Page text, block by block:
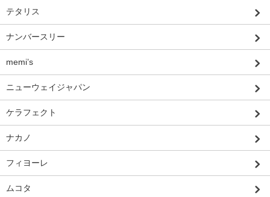
テタリス
ナンバースリー
memi’s
ニューウェイジャパン
ケラフェクト
ナカノ
フィヨーレ
ムコタ